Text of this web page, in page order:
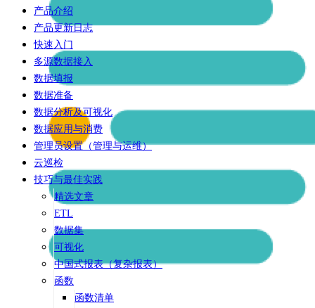
产品介绍
产品更新日志
快速入门
多源数据接入
数据填报
数据准备
数据分析及可视化
数据应用与消费
管理员设置（管理与运维）
云巡检
技巧与最佳实践
精选文章
ETL
数据集
可视化
中国式报表（复杂报表）
函数
函数清单